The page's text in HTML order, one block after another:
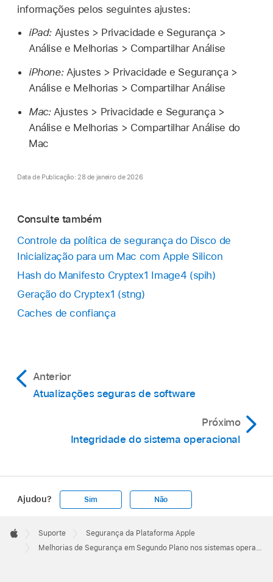
informações pelos seguintes ajustes:
iPad: Ajustes > Privacidade e Segurança >
Análise e Melhorias > Compartilhar Análise
iPhone:Ajustes > Privacidade e Segurança >
Análise e Melhorias > Compartilhar Análise
Mac: Ajustes > Privacidade e Segurança >
Análise e Melhorias > Compartilhar Análise do
Mac
Data de Publicação: 28 de janeiro de 2026
Consulte também
Controle da política de segurança do Disco de
Inicialização para um Mac com Apple Silicon
Hash do Manifesto Cryptex1 Image4 (spih)
Geração do Cryptex1 (stng)
Caches de confiança
Anterior
Atualizações seguras de software
Próximo
Integridade do sistema operacional
Ajudou? Sim Não
Footer

Apple
Suporte
Segurança da Plataforma Apple
Melhorias de Segurança em Segundo Plano nos sistemas operacionais da Apple